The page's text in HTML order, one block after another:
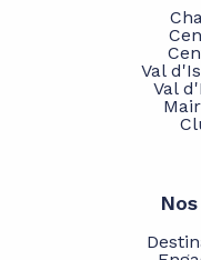
Val
Val